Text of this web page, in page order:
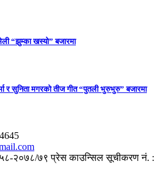
“झुम्का खस्यो” बजारमा
र सुनिता मगरको तीज गीत “पुतली भुरुभुरु” बजारमा
२०७८/७९ प्रेस काउन्सिल सूचीकरण नं. :